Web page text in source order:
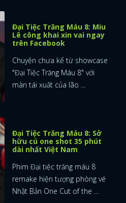
x
NHẬP
Đại Tiệc Trăng Máu 8: Miu
Lê công khai xin vai ngay
trên Facebook
Chuyện chưa kể từ showcase
"Đại Tiệc Trăng Máu 8" với
màn tái xuất của lão ...
Đại Tiệc Trăng Máu 8: Sở
hữu cú one shot 35 phút
dài nhất Việt Nam
Phim Đại tiệc trăng máu 8
remake hiện tượng phòng vé
Nhật Bản One Cut of the ...